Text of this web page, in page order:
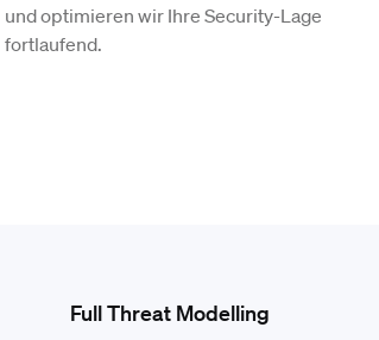
und optimieren wir Ihre Security-Lage
fortlaufend.
Full Threat Modelling